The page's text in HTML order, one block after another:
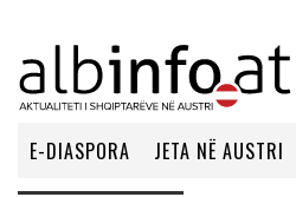
E-DIASPORA JETA NË AUSTRI